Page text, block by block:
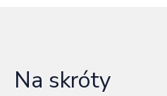
Na skróty